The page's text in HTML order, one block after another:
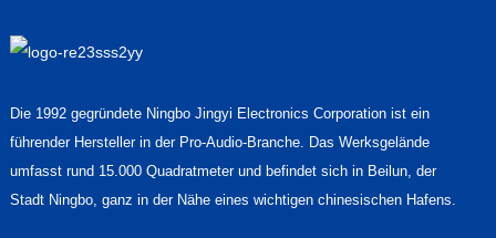
Die 1992 gegründete Ningbo Jingyi Electronics Corporation ist ein
führender Hersteller in der Pro-Audio-Branche. Das Werksgelände
umfasst rund 15.000 Quadratmeter und befindet sich in Beilun, der
Stadt Ningbo, ganz in der Nähe eines wichtigen chinesischen Hafens.